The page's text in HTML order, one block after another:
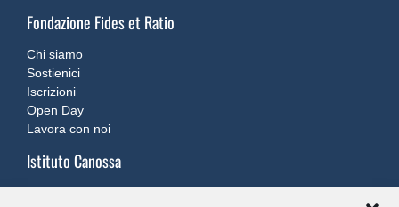
Fondazione Fides et Ratio
Chi siamo
Sostienici
Iscrizioni
Open Day
Lavora con noi
Istituto Canossa